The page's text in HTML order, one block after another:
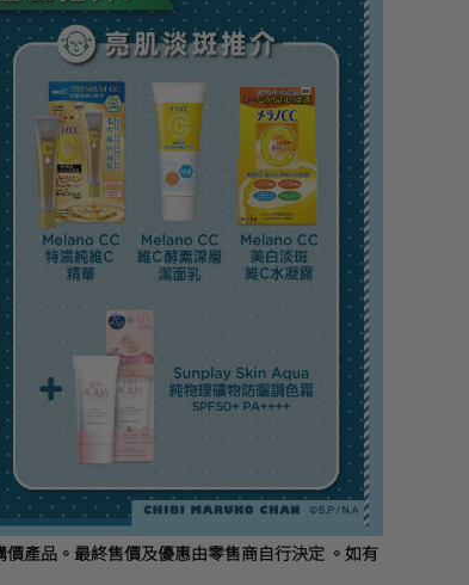
產品。最終售價及優惠由零售商自行決定 。如有